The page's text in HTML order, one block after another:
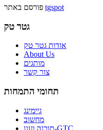
tgspot
גטר טק
אודות גטר טק
About Us
מותגים
צור קשר
תחומי התמחות
גיימינג
מחשוב
תוכנה וענן-GTC